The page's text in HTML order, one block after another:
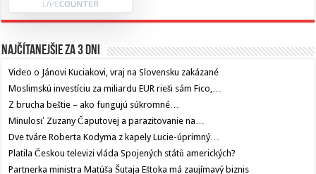
Najčítanejšie za 3 dni
Video o Jánovi Kuciakovi, vraj na Slovensku zakázané
Moslimskú investíciu za miliardu EUR rieši sám Fico,…
Z brucha beštie – ako fungujú súkromné…
Minulosť Zuzany Čaputovej a parazitovanie na…
Dve tváre Roberta Kodyma z kapely Lucie-úprimný…
Platila Českou televizi vláda Spojených států amerických?
Partnerka ministra Matúša Šutaja Eštoka má zaujímavý biznis